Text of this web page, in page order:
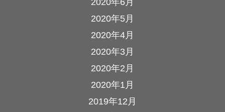
2020年5月
2020年4月
2020年3月
2020年2月
2020年1月
2019年12月